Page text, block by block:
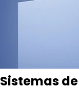
Sistemas